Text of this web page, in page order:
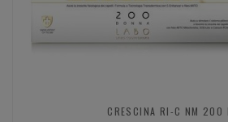
CRESCINA RI-C NM 200